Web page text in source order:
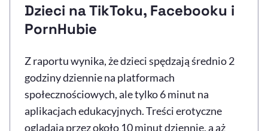
Dzieci na TikToku, Facebooku i
PornHubie
Z raportu wynika, że dzieci spędzają średnio 2
godziny dziennie na platformach
społecznościowych, ale tylko 6 minut na
aplikacjach edukacyjnych. Treści erotyczne
oglądają przez około 10 minut dziennie, a aż